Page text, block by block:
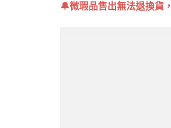
🔔微瑕品售出無法退換貨